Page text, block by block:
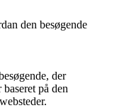
den besøgende
der
på den